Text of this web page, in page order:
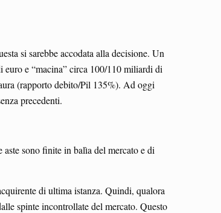
si sarebbe accodata alla decisione. Un
e “macina” circa 100/110 miliardi di
(rapporto debito/Pil 135%). Ad oggi
precedenti.
sono finite in balìa del mercato e di
di ultima istanza. Quindi, qualora
spinte incontrollate del mercato. Questo